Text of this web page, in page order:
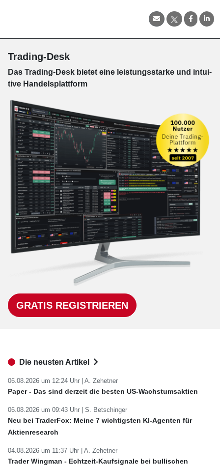
Trading-Desk
Das Trading-Desk bie­tet eine leis­tungs­star­ke und in­tui­
tive Han­dels­platt­form
GRATIS REGISTRIEREN
Die neusten Artikel
06.08.2026 um 12:24 Uhr | A. Zehetner
Paper - Das sind derzeit die besten US-Wachstumsaktien
06.08.2026 um 09:43 Uhr | S. Betschinger
Neu bei TraderFox: Meine 7 wichtigsten KI-Agenten für
Aktienresearch
04.08.2026 um 11:37 Uhr | A. Zehetner
Trader Wingman - Echtzeit-Kaufsignale bei bullischen